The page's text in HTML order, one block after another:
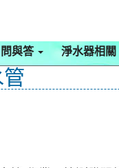
問與答 淨水器相關